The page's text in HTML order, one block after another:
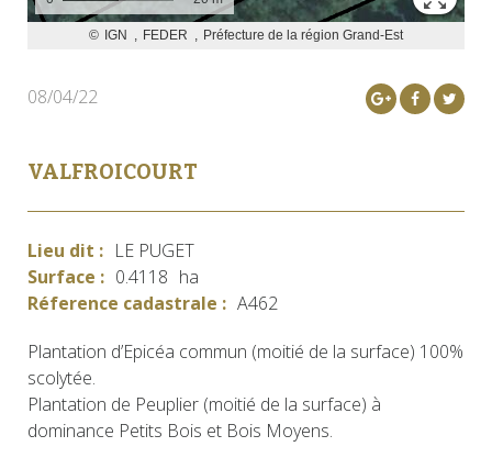
08/04/22
VALFROICOURT
Lieu dit : LE PUGET
Surface : 0.4118 ha
Réference cadastrale : A462
Plantation d’Epicéa commun (moitié de la surface) 100%
scolytée.
Plantation de Peuplier (moitié de la surface) à
dominance Petits Bois et Bois Moyens.